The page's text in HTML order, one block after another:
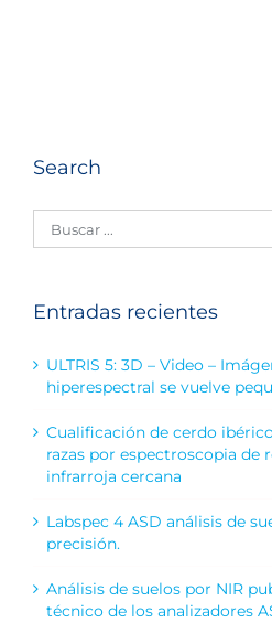
Search
Entradas recientes
ULTRIS 5: 3D – Video –
hiperespectral se vuelve
Cualificación de cerdo
razas por espectroscopia de
infrarroja cercana
Labspec 4 ASD análisis de
precisión.
Análisis de suelos por NIR
técnico de los analizadores